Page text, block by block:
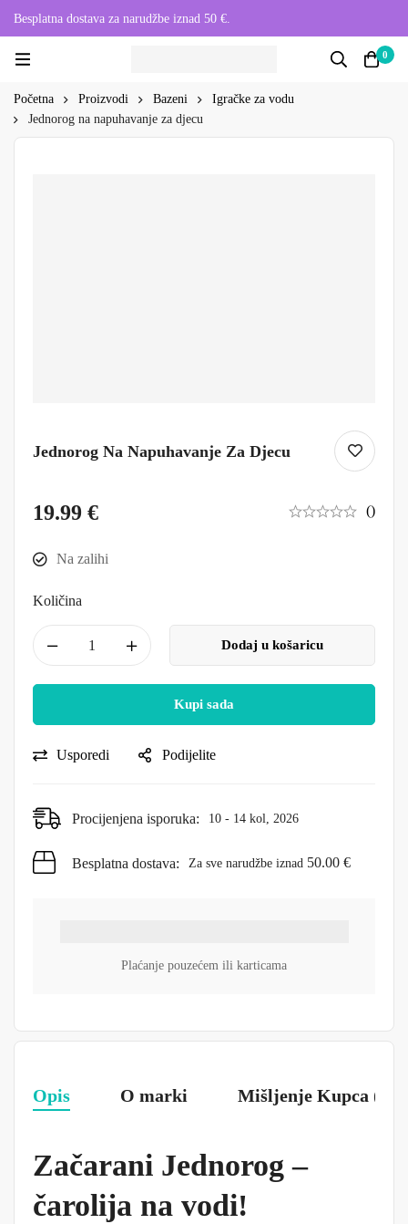
Besplatna dostava za narudžbe iznad 50 €.
0
Početna Proizvodi Bazeni
Igračke za vodu
Jednorog na napuhavanje za djecu
Jednorog Na Napuhavanje Za Djecu
19.99 € ()
Na zalihi
Količina
Dodaj u košaricu
Kupi sada
Usporedi Podijelite
Procijenjena isporuka: 10 - 14 kol, 2026
Besplatna dostava: Za sve narudžbe iznad 50.00 €
Plaćanje pouzećem ili karticama
Opis O marki Mišljenje Kupca (0)
Začarani Jednorog –
čarolija na vodi!